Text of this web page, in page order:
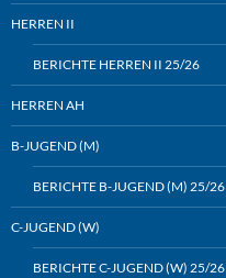
HERREN II
BERICHTE HERREN II 25/26
HERREN AH
B-JUGEND (M)
BERICHTE B-JUGEND (M) 25/26
C-JUGEND (W)
BERICHTE C-JUGEND (W) 25/26